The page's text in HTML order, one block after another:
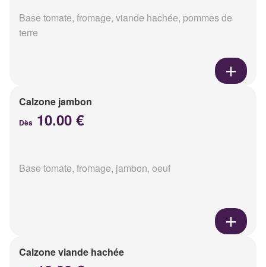
Base tomate, fromage, viande hachée, pommes de
terre
Calzone jambon
Dès 10.00 €
Base tomate, fromage, jambon, oeuf
Calzone viande hachée